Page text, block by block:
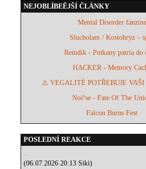
NEJOBLÍBEĚJŠÍ ČLÁNKY
Mental Disorder fanzine
Slucholam / Kostohryz –
Remdik - Potkany patria do
HACKER - Memory
⚠️ VEGALITÉ POTŘEBUJE
Noi!se - Fate Of The
Falcon Burns Fest
POSLEDNÍ REAKCE
...
(06.07.2026 20:13 Siki)